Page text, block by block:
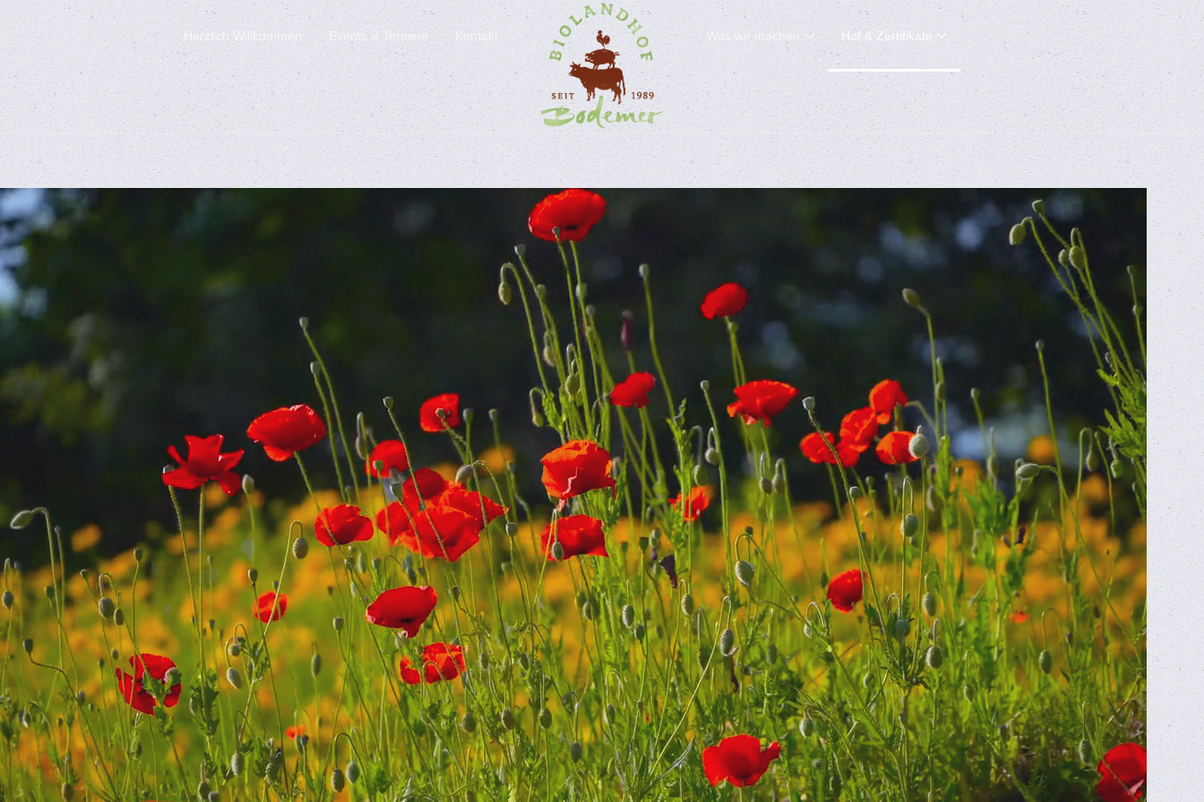
Skip to main content Herzlich Willkommen Events & Termine Kontakt Was wir machen Hof & Zertifikate